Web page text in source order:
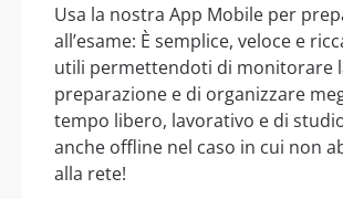
Usa la nostra App Mobile per
all’esame: È semplice, veloce e
utili permettendoti di monitorare
preparazione e di organizzare
tempo libero, lavorativo e di
anche offline nel caso in cui non
alla rete!